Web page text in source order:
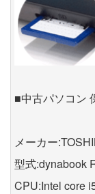
■中古パソコン
メーカー
型式:dynabook
CPU:Intel core